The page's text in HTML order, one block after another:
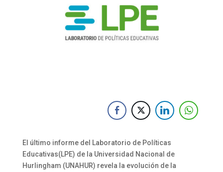
El último informe del Laboratorio de Políticas
Educativas(LPE) de la Universidad Nacional de
Hurlingham (UNAHUR) revela la evolución de la